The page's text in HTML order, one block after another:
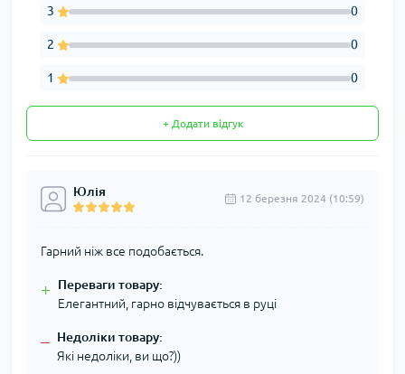
3 0
2 0
1 0
+ Додати відгук
Юлія 12 березня 2024 (10:59)
Гарний ніж все подобається.
+ Переваги товару:
Елегантний, гарно відчувається в руці
– Недоліки товару:
Які недоліки, ви що?))